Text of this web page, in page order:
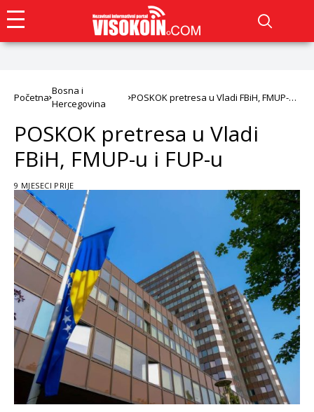
Početna
Bosna i
Hercegovina
POSKOK pretresa u Vladi FBiH, FMUP-u i
POSKOK pretresa u Vladi
FBiH, FMUP-u i FUP-u
9 MJESECI PRIJE